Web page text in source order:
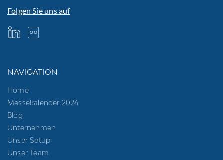
Folgen Sie uns auf
NAVIGATION
Home
Messekalender 2026
Blog
Unternehmen
Unser Setup
Unser Team